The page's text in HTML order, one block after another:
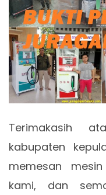
Terimakasih
kabupaten
memesan
kami, dan